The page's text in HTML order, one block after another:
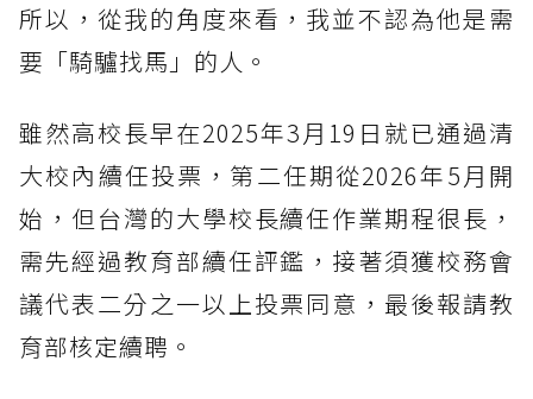
所以，從我的角度來看，我並不認為他是需
要「騎驢找馬」的人。
雖然高校長早在2025年3月19日就已通過清
大校內續任投票，第二任期從2026年5月開
始，但台灣的大學校長續任作業期程很長，
需先經過教育部續任評鑑，接著須獲校務會
議代表二分之一以上投票同意，最後報請教
育部核定續聘。